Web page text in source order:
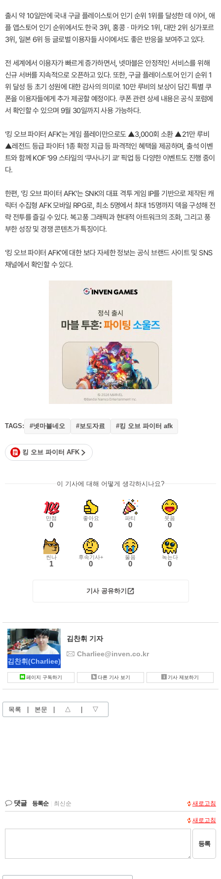
출시 약 10일만에 국내 구글 플레이스토어 인기 순위 1위를 달성한 데 이어, 애
플 앱스토어 인기 순위에서도 한국 3위, 홍콩ㆍ마카오 1위, 대만 2위 싱가포르
3위, 일본 6위 등 글로벌 이용자들 사이에서도 좋은 반응을 보여주고 있다.
전 세계에서 이용자가 빠르게 증가하면서, 넷마블은 안정적인 서비스를 위해
신규 서버를 지속적으로 오픈하고 있다. 또한, 구글 플레이스토어 인기 순위 1
위 달성 등 초기 성원에 대한 감사의 의미로 10만 루비의 보상이 담긴 특별 쿠
폰을 이용자들에게 추가 제공할 예정이다. 쿠폰 관련 상세 내용은 공식 포럼에
서 확인할 수 있으며 9월 30일까지 사용 가능하다.
'킹 오브 파이터 AFK'는 게임 플레이만으로도 ▲3,000회 소환 ▲21만 루비
▲레전드 등급 파이터 1종 확정 지급 등 파격적인 혜택을 제공하며, 출석 이벤
트와 함께 KOF ’99 스타일의 ‘쿠사나기 쿄’ 픽업 등 다양한 이벤트도 진행 중이
다.
한편, '킹 오브 파이터 AFK'는 SNK의 대표 격투 게임 IP를 기반으로 제작된 캐
릭터 수집형 AFK 모바일 RPG로, 최소 5명에서 최대 15명까지 덱을 구성해 전
략 전투를 즐길 수 있다. 복고풍 그래픽과 현대적 아트워크의 조화, 그리고 풍
부한 성장 및 경쟁 콘텐츠가 특징이다.
'킹 오브 파이터 AFK'에 대한 보다 자세한 정보는 공식 브랜드 사이트 및 SNS
채널에서 확인할 수 있다.
TAGS: #넷마블네오 #보도자료 #킹 오브 파이터 afk
킹 오브 파이터 AFK
이 기사에 대해 어떻게 생각하시나요?
만점
0
좋아요
0
파티
0
웃음
0
씬나
1
후속기사+
0
울음
0
녹는다
0
기사 공유하기
김찬휘(Charliee)
김찬휘 기자
Charliee@inven.co.kr
페이지 구독하기 다른 기사 보기 기사 제보하기
목록 | 본문 | △ | ▽
댓글 등록순 최신순 새로고침
새로고침
등록